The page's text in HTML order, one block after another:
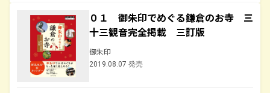
０１ 御朱印でめぐる鎌倉のお寺 三
十三観音完全掲載 三訂版
御朱印
2019.08.07 発売